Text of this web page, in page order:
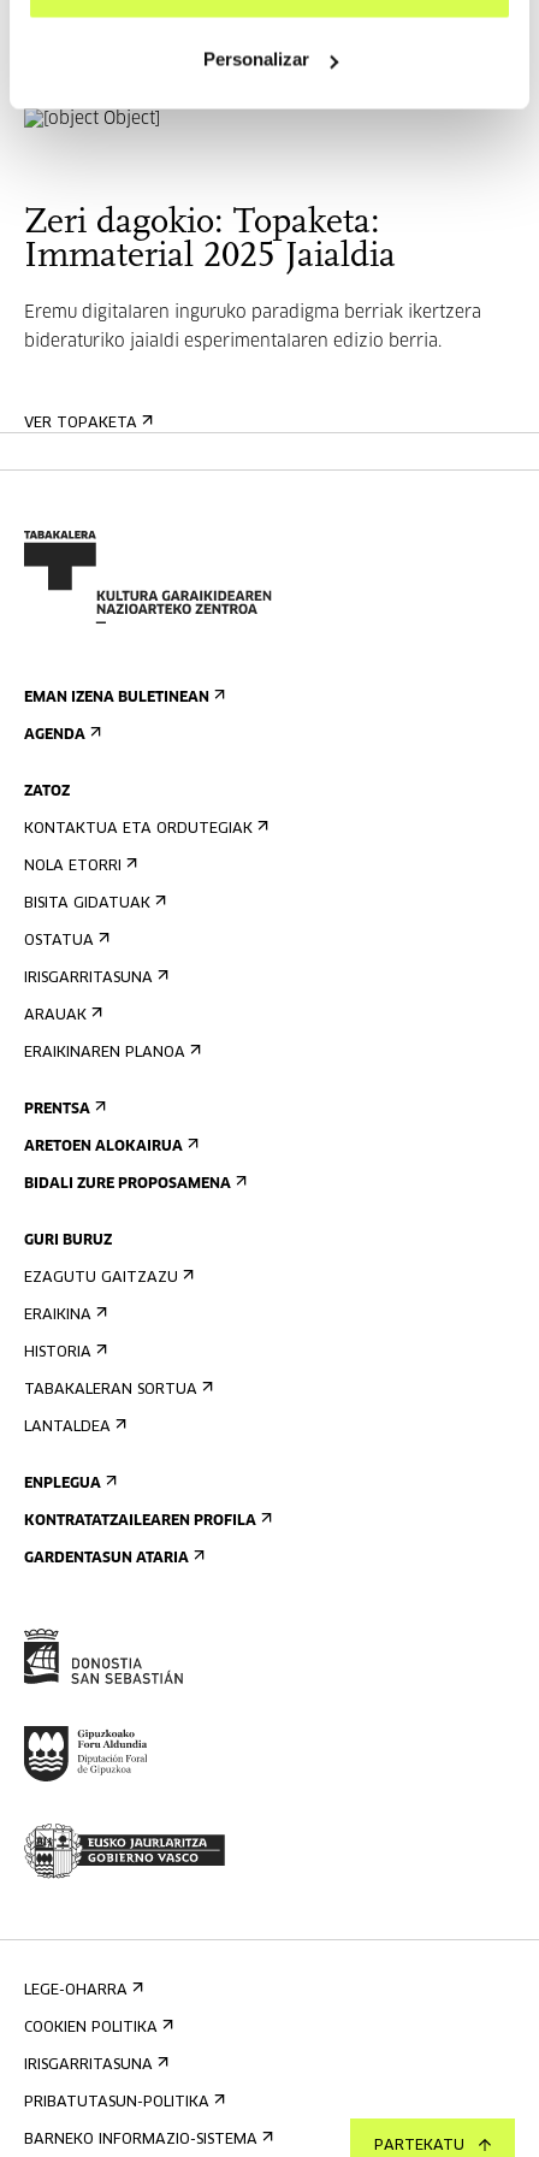
Personalizar
Libby Heaney langile-klaseko artista saritua da. Zientzia
Zeri dagokio: Topaketa:
Immaterial 2025 Jaialdia
Eremu digitalaren inguruko paradigma berriak ikertzera
bideraturiko jaialdi esperimentalaren edizio berria.
VER TOPAKETA
PARTEKATU
EMAN IZENA BULETINEAN
AGENDA
ZATOZ
KONTAKTUA ETA ORDUTEGIAK
NOLA ETORRI
BISITA GIDATUAK
OSTATUA
IRISGARRITASUNA
ARAUAK
ERAIKINAREN PLANOA
PRENTSA
ARETOEN ALOKAIRUA
BIDALI ZURE PROPOSAMENA
GURI BURUZ
EZAGUTU GAITZAZU
ERAIKINA
HISTORIA
TABAKALERAN SORTUA
LANTALDEA
ENPLEGUA
KONTRATATZAILEAREN PROFILA
GARDENTASUN ATARIA
LEGE-OHARRA
COOKIEN POLITIKA
IRISGARRITASUNA
PRIBATUTASUN-POLITIKA
BARNEKO INFORMAZIO-SISTEMA